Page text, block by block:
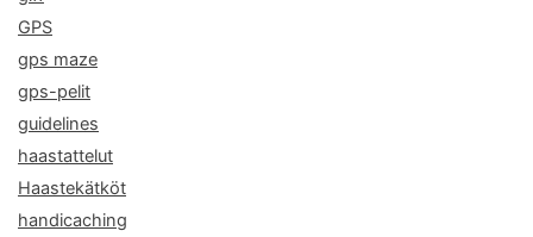
GPS
gps maze
gps-pelit
guidelines
haastattelut
Haastekätköt
handicaching